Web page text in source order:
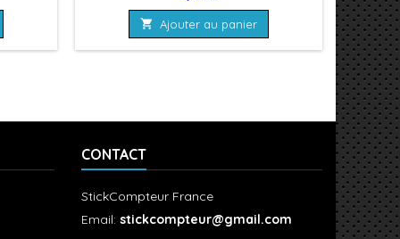
 Ajouter au panier
CONTACT
StickCompteur France
Email: stickcompteur@gmail.com